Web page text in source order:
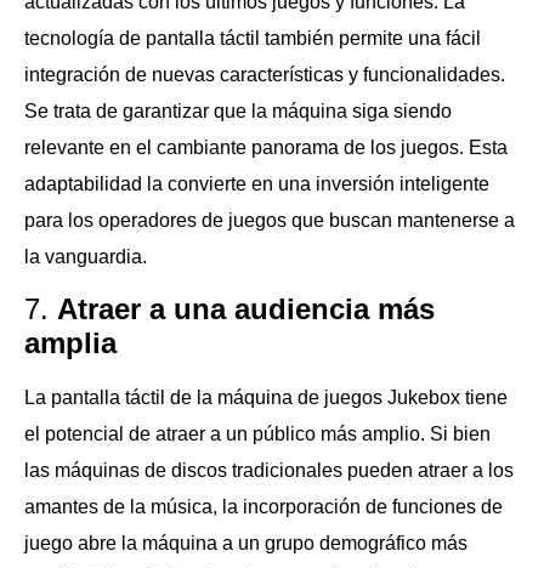
tecnología de pantalla táctil también permite una fácil
integración de nuevas características y funcionalidades.
Se trata de garantizar que la máquina siga siendo
relevante en el cambiante panorama de los juegos. Esta
adaptabilidad la convierte en una inversión inteligente
para los operadores de juegos que buscan mantenerse a
la vanguardia.
7. Atraer a una audiencia más
amplia
La pantalla táctil de la máquina de juegos Jukebox tiene
el potencial de atraer a un público más amplio. Si bien
las máquinas de discos tradicionales pueden atraer a los
amantes de la música, la incorporación de funciones de
juego abre la máquina a un grupo demográfico más